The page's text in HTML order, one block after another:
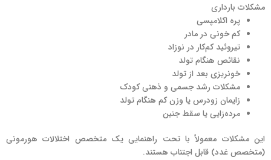
مشکلات بارداری
پره اکلامپسی
کم خونی در مادر
تیروئید کم‌کار در نوزاد
نقائص هنگام تولد
خونریزی بعد از تولد
مشکلات رشد جسمی و ذهنی کودک
زایمان زودرس یا وزن کم هنگام تولد
مرده‌زایی یا سقط جنین
این مشکلات معمولاً با تحت راهنمایی یک متخصص اختلالات هورمونی
(متخصص غدد) قابل اجتناب هستند.